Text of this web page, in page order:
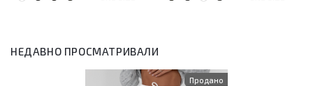
НЕДАВНО ПРОСМАТРИВАЛИ
Продано